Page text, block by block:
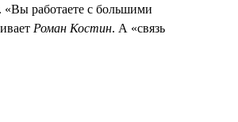
«Вы работаете с большими
Роман Костин. А «связь